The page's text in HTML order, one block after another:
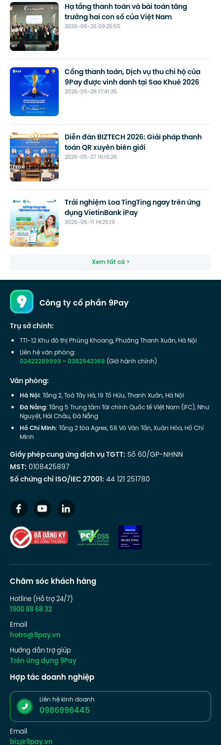
2026-06-26 09:25:55
Hạ tầng thanh toán và bài toán tăng
trưởng hai con số của Việt Nam
2026-05-28 17:41:35
Cổng thanh toán, Dịch vụ thu chi hộ của
9Pay được vinh danh tại Sao Khuê 2026
2026-05-27 16:10:26
Diễn đàn BIZTECH 2026: Giải pháp thanh
toán QR xuyên biên giới
2026-05-11 14:25:19
Trải nghiệm Loa TingTing ngay trên ứng
dụng VietinBank iPay
Xem tất cả >
Công ty cổ phần 9Pay
Trụ sở chính:
TT1-12 Khu đô thị Phùng Khoang, Phường Thanh Xuân, Hà Nội
Liên hệ văn phòng:
02422289999-0382942368 (Giờ hành chính)
Văn phòng:
Hà Nội: Tầng 2, Toà Tây Hà, 19 Tố Hữu, Thanh Xuân, Hà Nội
Đà Nẵng: Tầng 5 Trung tâm Tài chính Quốc tế Việt Nam (IFC), Như
Nguyệt, Hải Châu, Đà Nẵng
Hồ Chí Minh: Tầng 2 tòa Agrex, 58 Võ Văn Tần, Xuân Hòa, Hồ Chí
Minh
Giấy phép cung ứng dịch vụ TGTT: Số 60/GP-NHNN
MST: 0108425897
Số chứng chỉ ISO/IEC 27001: 44 121 251780
Chăm sóc khách hàng
Hotline (Hỗ trợ 24/7)
1900 88 68 32
Email
hotro@9pay.vn
Hướng dẫn trợ giúp
Trên ứng dụng 9Pay
Hợp tác doanh nghiệp
Liên hệ kinh doanh
0986996445
Email
biz@9pay.vn